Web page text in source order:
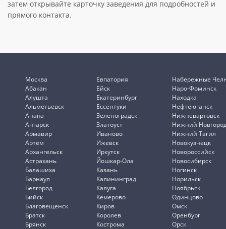
затем открывайте карточку заведения для подробностей и
прямого контакта.
Москва
Абакан
Алушта
Альметьевск
Анапа
Ангарск
Армавир
Артем
Архангельск
Астрахань
Балашиха
Барнаул
Белгород
Бийск
Благовещенск
Братск
Брянск
Евпатория
Ейск
Екатеринбург
Ессентуки
Зеленоградск
Златоуст
Иваново
Ижевск
Иркутск
Йошкар-Ола
Казань
Калининград
Калуга
Кемерово
Киров
Королев
Кострома
Набережные
Наро-Фоминск
Находка
Нефтеюганск
Нижневартовск
Нижний
Нижний Тагил
Новокузнецк
Новороссийск
Новосибирск
Ногинск
Норильск
Ноябрьск
Одинцово
Омск
Оренбург
Орск